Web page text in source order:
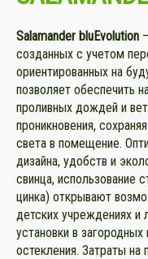
Salamander bluEvolution
созданных с учетом
ориентированных на
позволяет обеспечить
проливных дождей и
проникновения,
света в помещение.
дизайна, удобств и
свинца, использование
цинка) открывают
детских учреждениях и
установки в
остекления. Затраты на